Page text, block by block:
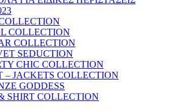
COLLECTION
COLLECTION
SEDUCTION
CHIC COLLECTION
– JACKETS COLLECTION
GODDESS
SHIRT COLLECTION